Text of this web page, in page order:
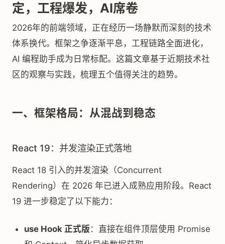
定，工程爆发，AI席卷
2026年的前端领域，正在经历一场静默而深刻的技术
体系换代。框架之争逐渐平息，工程链路全面进化，
AI 编程助手成为日常标配。这篇文章基于近期技术社
区的观察与实践，梳理五个值得关注的趋势。
一、框架格局：从混战到稳态
React 19：并发渲染正式落地
React 18 引入的并发渲染（Concurrent
Rendering）在 2026 年已进入成熟应用阶段。React
19 进一步稳定了以下能力：
use Hook 正式版 ：直接在组件顶层使用 Promise